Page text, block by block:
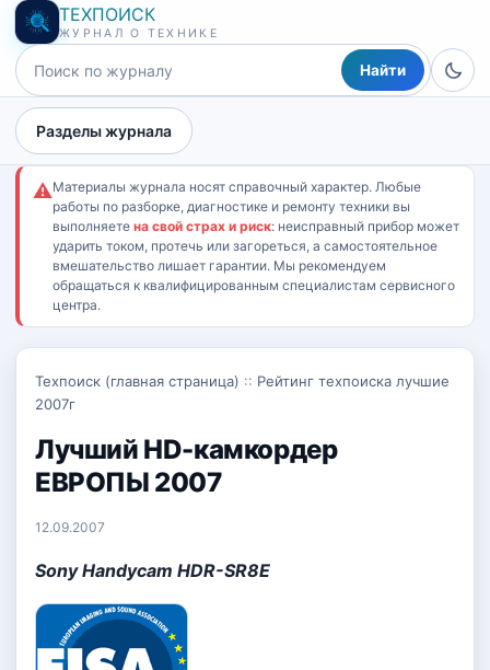
ТЕХПОИСК
ЖУРНАЛ О ТЕХНИКЕ
Найти
Разделы журнала
⚠Материалы журнала носят справочный характер. Любые
работы по разборке, диагностике и ремонту техники вы
выполняете на свой страх и риск: неисправный прибор может
ударить током, протечь или загореться, а самостоятельное
вмешательство лишает гарантии. Мы рекомендуем
обращаться к квалифицированным специалистам сервисного
центра.
Техпоиск (главная страница) :: Рейтинг техпоиска лучшие
2007г
Лучший HD-камкордер
ЕВРОПЫ 2007
12.09.2007
Sony Handycam HDR-SR8E